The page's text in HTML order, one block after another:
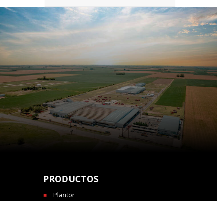
PRODUCTOS
Plantor